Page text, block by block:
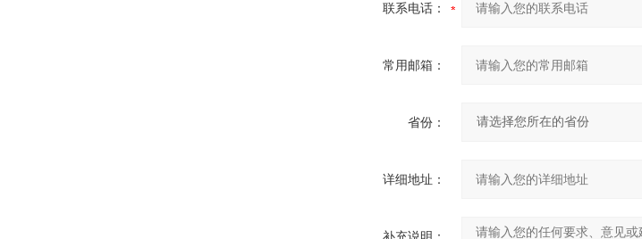
联系电话：
常用邮箱：
省份：
详细地址：